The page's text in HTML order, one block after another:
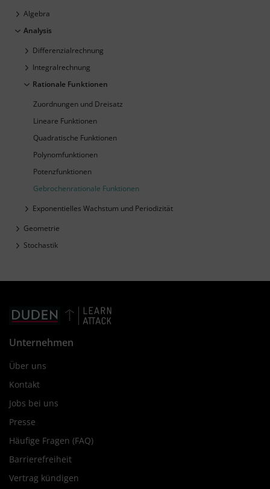
Algebra
Analysis
Differenzialrechnung
Integralrechnung
Rationale Funktionen
Zuordnungen und Dreisatz
Lineare Funktionen
Quadratische Funktionen
Polynomfunktionen
Potenzfunktionen
Gebrochenrationale Funktionen
Exponentielles Wachstum und Periodizität
Geometrie
Stochastik
Unternehmen
Über uns
Kontakt
Jobs bei uns
Presse
Häufige Fragen (FAQ)
Barrierefreiheit
Vertrag kündigen